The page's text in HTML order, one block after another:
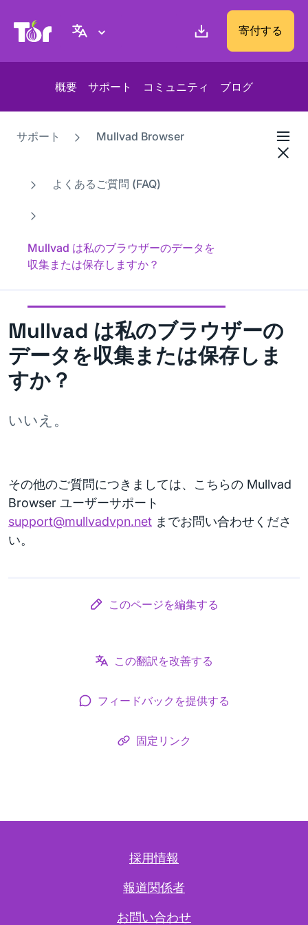
Tor Project ウェブサイト 寄付する
概要 サポート コミュニティ ブログ
サポート Mullvad Browser
よくあるご質問 (FAQ)
Mullvad は私のブラウザーのデータを
収集または保存しますか？
Mullvad は私のブラウザーの
データを収集または保存しま
すか？
いいえ。
その他のご質問につきましては、こちらの Mullvad
Browser ユーザーサポート
support@mullvadvpn.net までお問い合わせくださ
い。
このページを編集する
この翻訳を改善する
フィードバックを提供する
固定リンク
採用情報
報道関係者
お問い合わせ